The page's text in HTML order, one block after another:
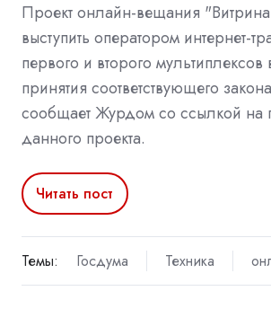
Проект онлайн-вещания "Витрина
выступить оператором интернет-
первого и второго мультиплексов
принятия соответствующего
сообщает Журдом со ссылкой на
данного проекта.
Читать пост
Темы: Госдума Техника